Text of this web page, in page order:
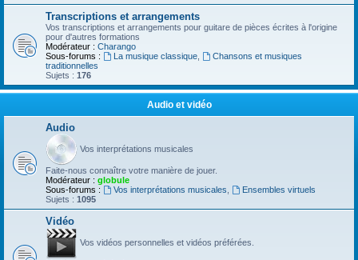
Transcriptions et arrangements
Vos transcriptions et arrangements pour guitare de pièces écrites à l'origine
pour d'autres formations
Modérateur : Charango
Sous-forums :
La musique classique,
Chansons et musiques
traditionnelles
Sujets : 176
Audio et vidéo
Audio
Vos interprétations musicales
Faite-nous connaître votre manière de jouer.
Modérateur : globule
Sous-forums :
Vos interprétations musicales
Ensembles virtuels
Sujets : 1095
Vidéo
Vos vidéos personnelles et vidéos préférées.